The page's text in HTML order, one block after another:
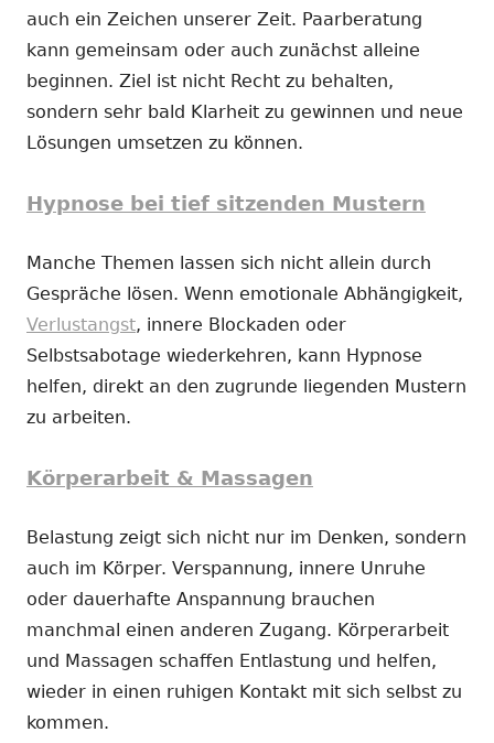
auch ein Zeichen unserer Zeit. Paarberatung
kann gemeinsam oder auch zunächst alleine
beginnen. Ziel ist nicht Recht zu behalten,
sondern sehr bald Klarheit zu gewinnen und neue
Lösungen umsetzen zu können.
Hypnose bei tief sitzenden Mustern
Manche Themen lassen sich nicht allein durch
Gespräche lösen. Wenn emotionale Abhängigkeit,
Verlustangst, innere Blockaden oder
Selbstsabotage wiederkehren, kann Hypnose
helfen, direkt an den zugrunde liegenden Mustern
zu arbeiten.
Körperarbeit & Massagen
Belastung zeigt sich nicht nur im Denken, sondern
auch im Körper. Verspannung, innere Unruhe
oder dauerhafte Anspannung brauchen
manchmal einen anderen Zugang. Körperarbeit
und Massagen schaffen Entlastung und helfen,
wieder in einen ruhigen Kontakt mit sich selbst zu
kommen.